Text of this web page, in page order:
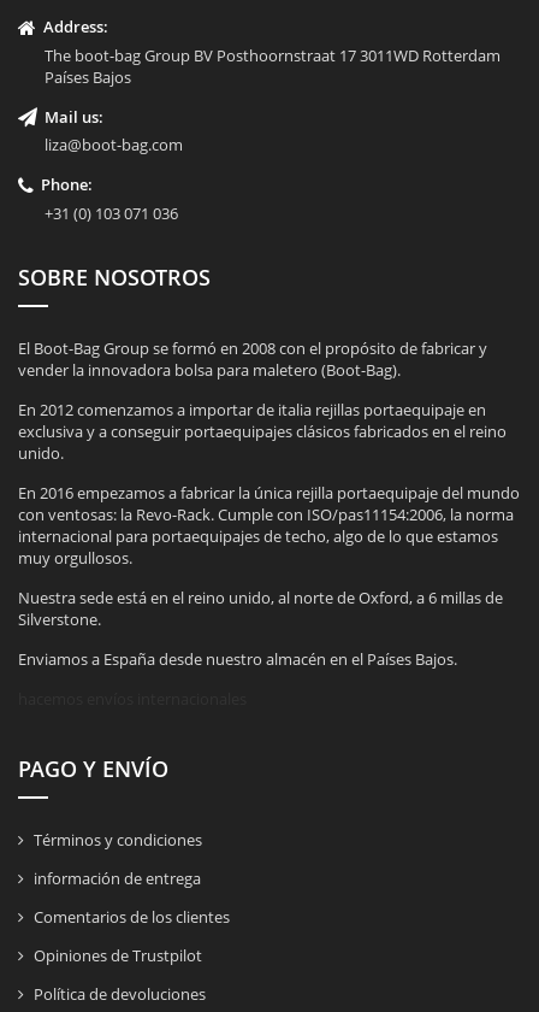
Address:
The boot-bag Group BV Posthoornstraat 17 3011WD Rotterdam
Países Bajos
Mail us:
liza@boot-bag.com
Phone:
+31 (0) 103 071 036
SOBRE NOSOTROS
El Boot-Bag Group se formó en 2008 con el propósito de fabricar y
vender la innovadora bolsa para maletero (Boot-Bag).
En 2012 comenzamos a importar de italia rejillas portaequipaje en
exclusiva y a conseguir portaequipajes clásicos fabricados en el reino
unido.
En 2016 empezamos a fabricar la única rejilla portaequipaje del mundo
con ventosas: la Revo-Rack. Cumple con ISO/pas11154:2006, la norma
internacional para portaequipajes de techo, algo de lo que estamos
muy orgullosos.
Nuestra sede está en el reino unido, al norte de Oxford, a 6 millas de
Silverstone.
Enviamos a España desde nuestro almacén en el Países Bajos.
PAGO Y ENVÍO
Términos y condiciones
información de entrega
Comentarios de los clientes
Opiniones de Trustpilot
Política de devoluciones